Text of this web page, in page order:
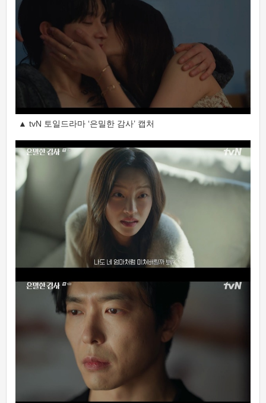
▲ tvN 토일드라마 ‘은밀한 감사’ 캡처